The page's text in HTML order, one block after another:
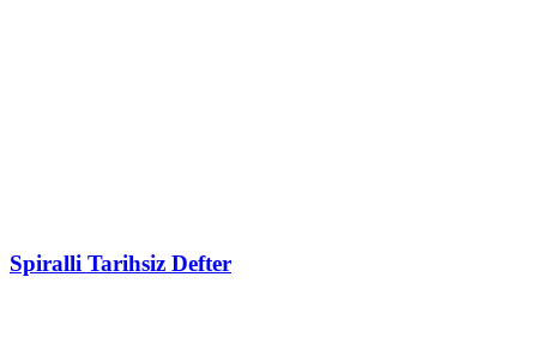
Spiralli Tarihsiz Defter